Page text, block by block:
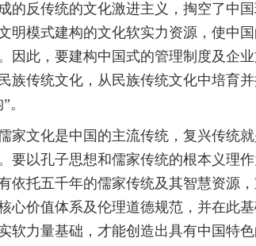
的反传统的文化激进主义，掏空了中
明模式建构的文化软实力资源，使中
因此，要建构中国式的管理制度及企
族传统文化，从民族传统文化中培育
。
家文化是中国的主流传统，复兴传统
要以孔子思想和儒家传统的根本义理
依托五千年的儒家传统及其智慧资源
心价值体系及伦理道德规范，并在此
软力量基础，才能创造出具有中国特